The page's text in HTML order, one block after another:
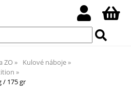
ZO
Kulové náboje
/ 175 gr